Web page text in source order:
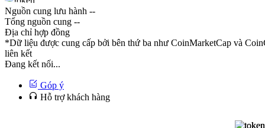
Nguồn cung lưu hành --
Tổng nguồn cung --
Địa chỉ hợp đồng
*Dữ liệu được cung cấp bởi bên thứ ba như CoinMarketCap và
liên kết
Đang kết nối...
Góp ý
Hỗ trợ khách hàng